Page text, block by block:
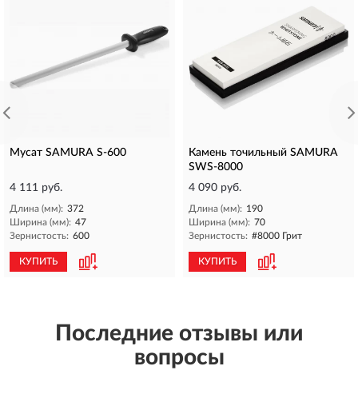
Мусат SAMURA S-600
4 111 руб.
Длина (мм): 372
Ширина (мм): 47
Зернистость: 600
КУПИТЬ
Камень точильный SAMURA
SWS-8000
4 090 руб.
Длина (мм): 190
Ширина (мм): 70
Зернистость: #8000 Грит
КУПИТЬ
Последние отзывы или
вопросы